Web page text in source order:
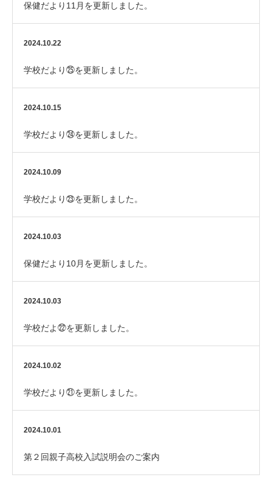
保健だより11月を更新しました。
2024.10.22
学校だより㉕を更新しました。
2024.10.15
学校だより㉔を更新しました。
2024.10.09
学校だより㉓を更新しました。
2024.10.03
保健だより10月を更新しました。
2024.10.03
学校だよ㉒を更新しました。
2024.10.02
学校だより㉑を更新しました。
2024.10.01
第２回親子高校入試説明会のご案内